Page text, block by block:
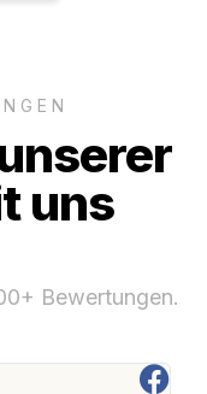
uns
Bewertungen.